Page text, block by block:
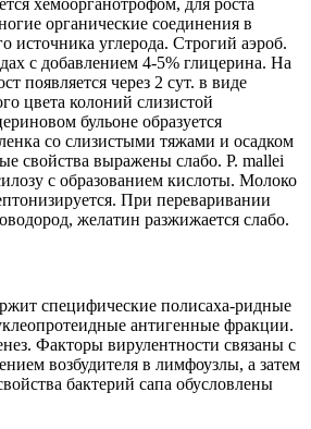
хемоорганотрофом, для роста
органические соединения в
источника углерода. Строгий аэроб.
с добавлением 4-5% глицерина. На
появляется через 2 сут. в виде
цвета колоний слизистой
бульоне образуется
со слизистыми тяжами и осадком
свойства выражены слабо. P. mallei
с образованием кислоты. Молоко
При переваривании
желатин разжижается слабо.
специфические полисаха-ридные
антигенные фракции.
Факторы вирулентности связаны с
возбудителя в лимфоузлы, а затем
бактерий сапа обусловлены